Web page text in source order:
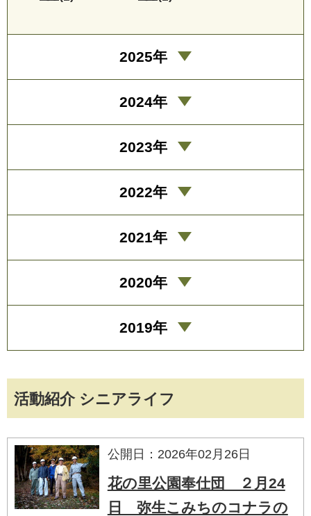
活動紹介 シニアライフ
公開日：2026年02月26日
花の里公園奉仕団 ２月24
日 弥生こみちのコナラの
2025年
2024年
2023年
2022年
2021年
2020年
2019年